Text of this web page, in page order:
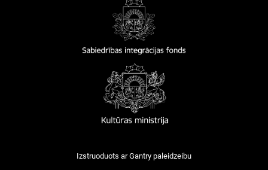
Izstruoduots arGantry paleidzeibu